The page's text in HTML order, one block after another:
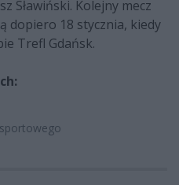
Sławiński. Kolejny mecz
dopiero 18 stycznia, kiedy
Trefl Gdańsk.